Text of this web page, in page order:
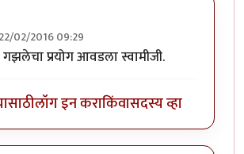
02/2016 09:29
प्रयोग आवडला स्वामीजी.
लॉग इन कराकिंवासदस्य व्हा